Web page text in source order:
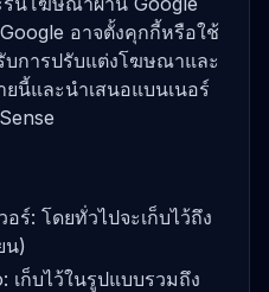
อาจตั้งคุกกี้หรือใช้
การปรับแต่งโฆษณาและ
ยนี้และนำเสนอแบนเนอร์
ร์: โดยทั่วไปจะเก็บไว้ถึง
น)
เก็บไว้ในรูปแบบรวมถึง